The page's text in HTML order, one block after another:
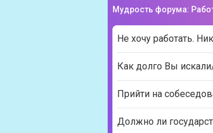
Мудрость форума:
Не хочу работать.
Как долго Вы
Прийти на
Должно ли